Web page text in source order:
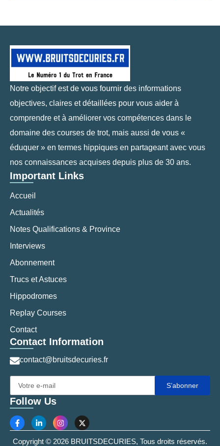
Notre objectif est de vous fournir des informations
objectives, claires et détaillées pour vous aider à
comprendre et à améliorer vos compétences dans le
domaine des courses de trot, mais aussi de vous «
éduquer » en termes hippiques en partageant avec vous
nos connaissances acquises depuis plus de 30 ans.
Important Links
Accueil
Actualités
Notes Qualifications & Province
Interviews
Abonnement
Trucs et Astuces
Hippodromes
Replay Courses
Contact
Contact Information
contact@bruitsdecuries.fr
S’abonner
Follow Us
Copyright © 2026 BRUITSDECURIES, Tous droits réservés.